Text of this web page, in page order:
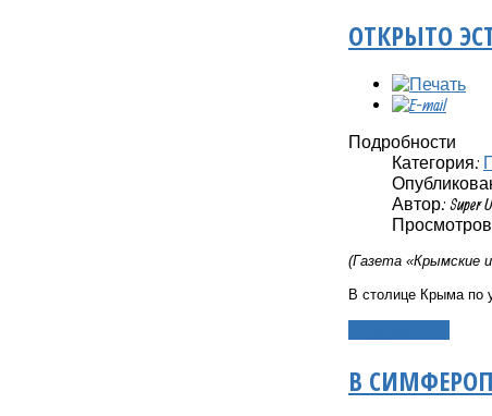
ОТКРЫТО
Подробности
Категория:
Автор: Super
(Газета «Крымские
В столице Крыма по
В